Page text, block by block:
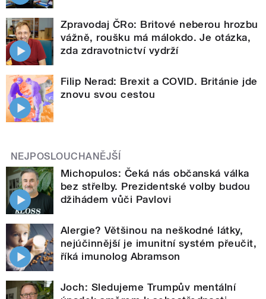
Zpravodaj ČRo: Britové neberou hrozbu
vážně, roušku má málokdo. Je otázka,
zda zdravotnictví vydrží
Filip Nerad: Brexit a COVID. Británie jde
znovu svou cestou
NEJPOSLOUCHANĚJŠÍ
Michopulos: Čeká nás občanská válka
bez střelby. Prezidentské volby budou
džihádem vůči Pavlovi
Alergie? Většinou na neškodné látky,
nejúčinnější je imunitní systém přeučit,
říká imunolog Abramson
Joch: Sledujeme Trumpův mentální